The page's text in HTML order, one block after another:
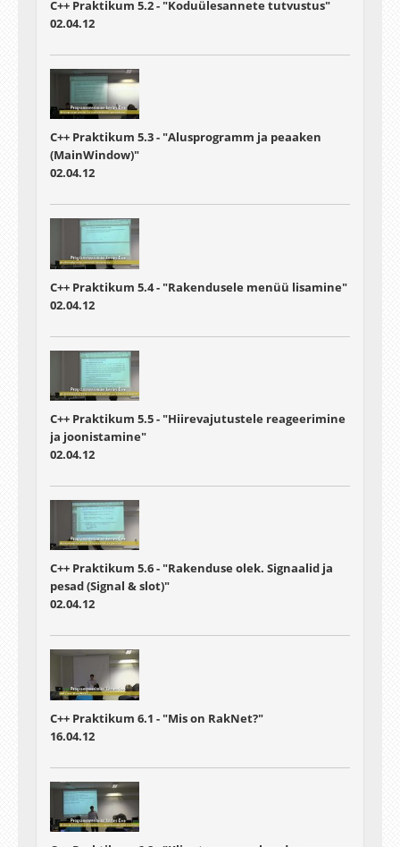
C++ Praktikum 5.2 - "Koduülesannete tutvustus"
02.04.12
C++ Praktikum 5.3 - "Alusprogramm ja peaaken
(MainWindow)"
02.04.12
C++ Praktikum 5.4 - "Rakendusele menüü lisamine"
02.04.12
C++ Praktikum 5.5 - "Hiirevajutustele reageerimine
ja joonistamine"
02.04.12
C++ Praktikum 5.6 - "Rakenduse olek. Signaalid ja
pesad (Signal & slot)"
02.04.12
C++ Praktikum 6.1 - "Mis on RakNet?"
16.04.12